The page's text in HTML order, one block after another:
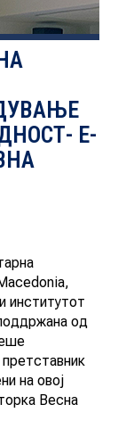
Е-
институтот
од
претставник
на овој
Весна